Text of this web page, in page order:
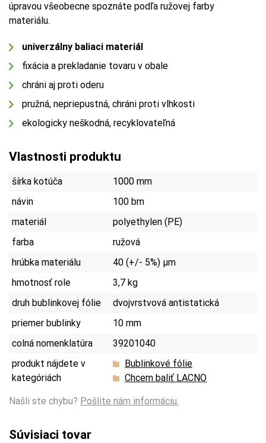
úpravou všeobecne spoznáte podľa ružovej farby
materiálu.
univerzálny baliaci materiál
fixácia a prekladanie tovaru v obale
chráni aj proti oderu
pružná, nepriepustná, chráni proti vlhkosti
ekologicky neškodná, recyklovateľná
Vlastnosti produktu
šírka kotúča
1000 mm
návin
100 bm
materiál
polyethylen (PE)
farba
ružová
hrúbka materiálu
40 (+/- 5%) µm
hmotnosť role
3,7 kg
druh bublinkovej fólie
dvojvrstvová antistatická
priemer bublinky
10 mm
colná nomenklatúra
39201040
produkt nájdete v
kategóriách
Bublinkové fólie
Chcem baliť LACNO
Našli ste chybu? Pošlite nám informáciu.
Súvisiaci tovar